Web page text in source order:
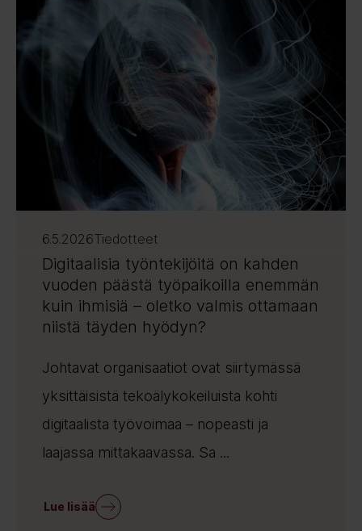
6.5.2026Tiedotteet
Digitaalisia työntekijöitä on kahden
vuoden päästä työpaikoilla enemmän
kuin ihmisiä – oletko valmis ottamaan
niistä täyden hyödyn?
Johtavat organisaatiot ovat siirtymässä
yksittäisistä tekoälykokeiluista kohti
digitaalista työvoimaa – nopeasti ja
laajassa mittakaavassa. Sa ...
Lue lisää